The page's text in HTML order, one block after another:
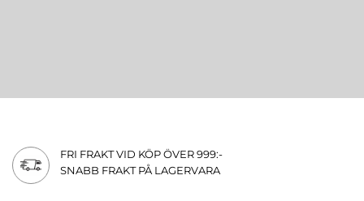
FRI FRAKT VID KÖP ÖVER 999:-
SNABB FRAKT PÅ LAGERVARA